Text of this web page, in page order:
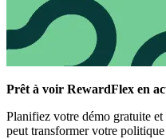
Prêt à voir RewardFlex en
Planifiez votre démo gratuite
peut transformer votre